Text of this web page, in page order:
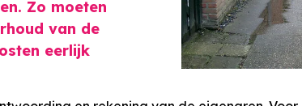
Zo moeten
van de
eerlijk